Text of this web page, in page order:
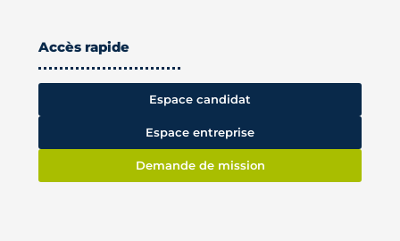
Accès rapide
Espace candidat
Espace entreprise
Demande de mission